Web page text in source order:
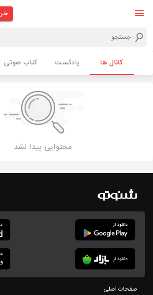
کانال ها پادکست کتاب صوتی
محتوایی پیدا نشد
صفحات اصلی